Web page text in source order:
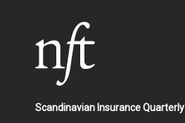
Scandinavian Insurance Quarterly